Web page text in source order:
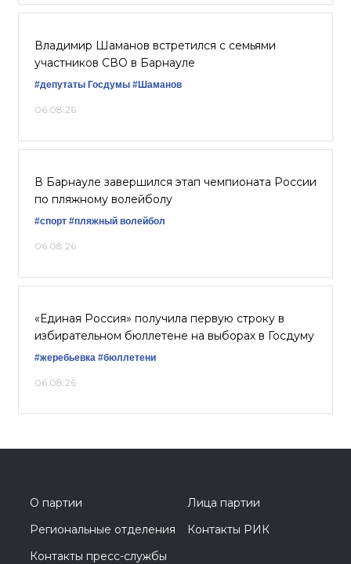
Владимир Шаманов встретился с семьями
участников СВО в Барнауле
#депутаты Госдумы #Шаманов
06.08.26
В Барнауле завершился этап чемпионата России
по пляжному волейболу
#спорт #пляжный волейбол
06.08.26
«Единая Россия» получила первую строку в
избирательном бюллетене на выборах в Госдуму
#жеребьевка #бюллетени
06.08.26
О партии
Лица партии
Региональные отделения
Контакты РИК
Контакты пресс-службы